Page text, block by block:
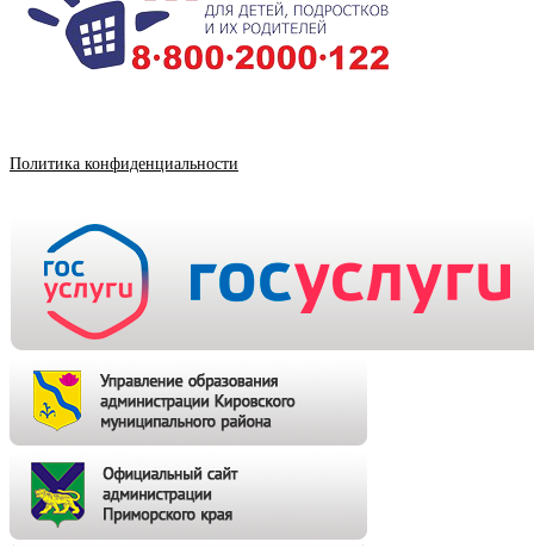
Политика конфиденциальности